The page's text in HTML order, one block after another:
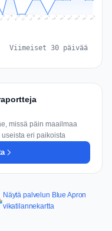
Jul 27 Jul 28 Jul 29 Jul 30 Jul 31 Aug 1 Aug 2 Aug 3 Aug 4 Aug 5 Aug 6 Aug 7 Aug 8
Viimeiset 30 päivää
missä päin maailmaa
eri paikoista
Näytä palvelun Blue Apron
vikatilannekartta